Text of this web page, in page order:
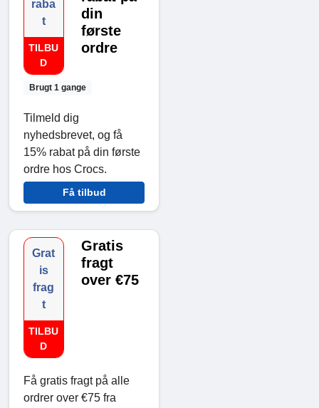
raba
t
TILBU
D
Brugt 1 gange
din
første
ordre
Tilmeld dig
nyhedsbrevet, og få
15% rabat på din første
ordre hos Crocs.
Få tilbud
Grat
is
frag
t
TILBU
D
Gratis
fragt
over €75
Få gratis fragt på alle
ordrer over €75 fra